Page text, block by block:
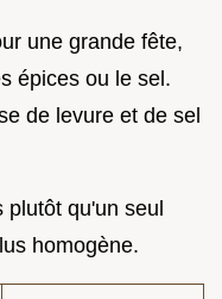
une grande fête,
épices ou le sel.
de levure et de sel
qu'un seul
homogène.